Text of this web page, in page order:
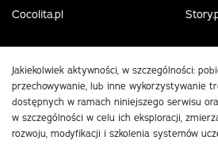
Cocolita.pl
Jakiekolwiek aktywności, w szczególności:
przechowywanie, lub inne wykorzystywanie
dostępnych w ramach niniejszego serwisu
w szczególności w celu ich eksploracji,
rozwoju, modyfikacji i szkolenia systemów